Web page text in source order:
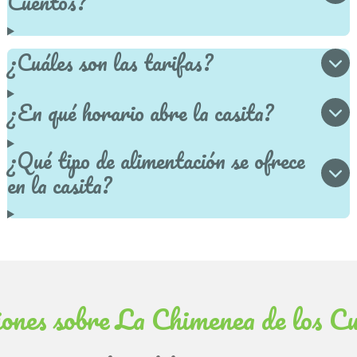
¿Cuáles son las tarifas?
¿En qué horario abre la casita?
¿Qué tipo de alimentación se ofrece
en la casita?
sobre La Chimenea de los